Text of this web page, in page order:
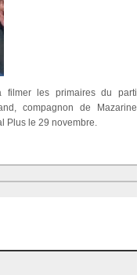
filmer les primaires du parti
compagnon de Mazarine
Plus le 29 novembre.